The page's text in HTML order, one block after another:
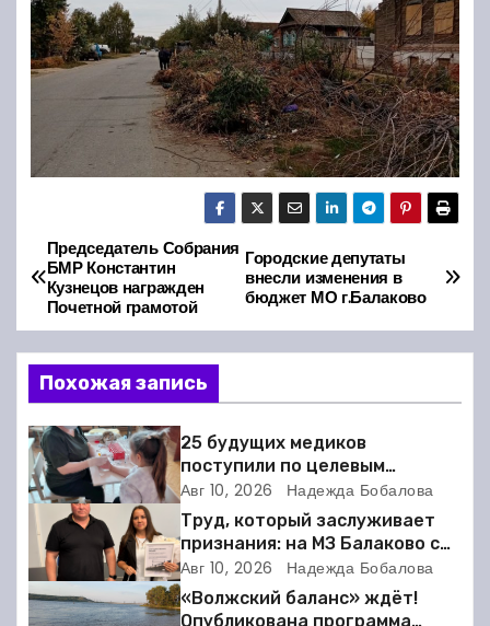
Н
а
в
и
г
а
ц
и
Городские депутаты
внесли изменения в
бюджет МО г.Балаково
Председатель Собрания
БМР Константин
Кузнецов награжден
Почетной грамотой
Похожая запись
25 будущих медиков
поступили по целевым
направлениям от Балаковской
районной поликлиники
Авг 10, 2026 Надежда Бобалова
Труд, который заслуживает
признания: на МЗ Балаково с
профессиональным
праздником поздравили
строителей и
Авг 10, 2026 Надежда Бобалова
«Волжский баланс» ждёт!
Опубликована программа